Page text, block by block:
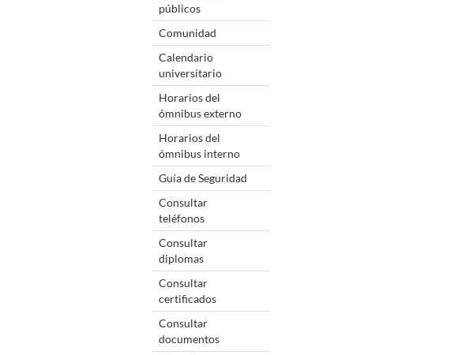
públicos
Comunidad
Calendario
universitario
Horarios del
ómnibus externo
Horarios del
ómnibus interno
Guía de Seguridad
Consultar
teléfonos
Consultar
diplomas
Consultar
certificados
Consultar
documentos